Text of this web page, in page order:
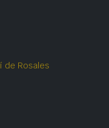
de Rosales